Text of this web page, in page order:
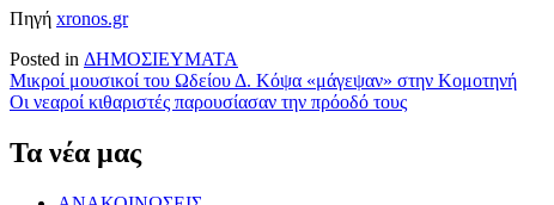
Πηγή xronos.gr
Posted in ΔΗΜΟΣΙΕΥΜΑΤΑ
Πλοήγηση
άρθρων
Μικροί μουσικοί του Ωδείου Δ. Κόψα «μάγεψαν» στην Κομοτηνή
Οι νεαροί κιθαριστές παρουσίασαν την πρόοδό τους
Τα νέα μας